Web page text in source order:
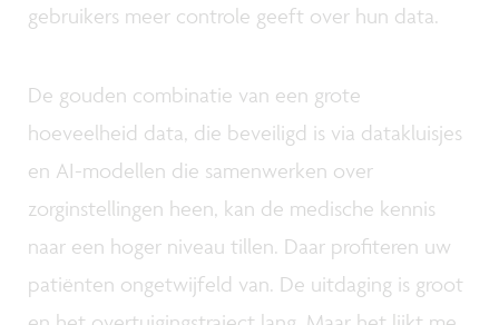
gebruikers meer controle geeft over hun data.
De gouden combinatie van een grote
hoeveelheid data, die beveiligd is via datakluisjes
en AI-modellen die samenwerken over
zorginstellingen heen, kan de medische kennis
naar een hoger niveau tillen. Daar profiteren uw
patiënten ongetwijfeld van. De uitdaging is groot